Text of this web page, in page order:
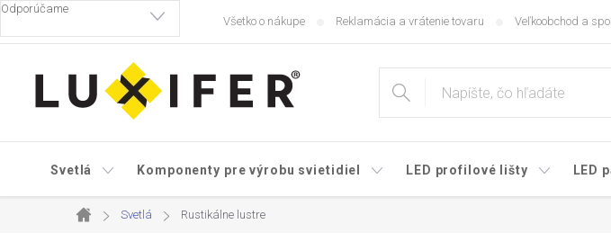
Prejsť
obsah
Všetko o nákupe Reklamácia a vrátenie tovaru Veľkoobchod a
Svetlá Komponenty pre výrobu svietidiel LED profilové lišty LED
Domov
Svetlá Rustikálne lustre